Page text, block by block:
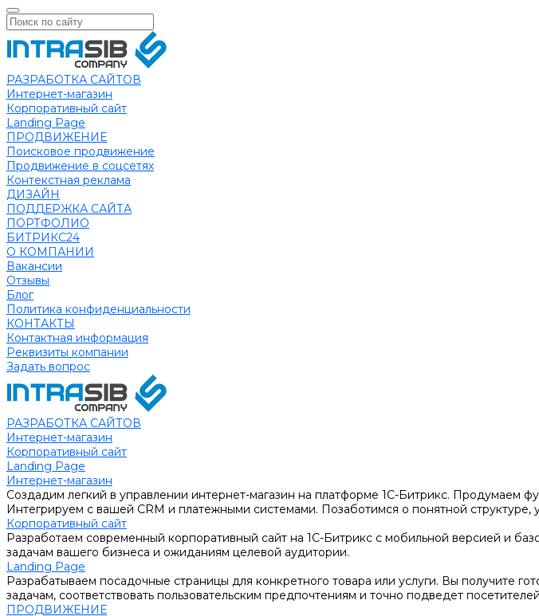
РАЗРАБОТКА САЙТОВ
Интернет-магазин
Корпоративный сайт
Landing Page
ПРОДВИЖЕНИЕ
Поисковое продвижение
Продвижение в соцсетях
Контекстная реклама
ДИЗАЙН
ПОДДЕРЖКА САЙТА
ПОРТФОЛИО
БИТРИКС24
О КОМПАНИИ
Вакансии
Отзывы
Блог
Политика конфиденциальности
КОНТАКТЫ
Контактная информация
Реквизиты компании
Задать вопрос
РАЗРАБОТКА САЙТОВ
Интернет-магазин
Корпоративный сайт
Landing Page
Интернет-магазин
Создадим легкий в управлении интернет-магазин на платформе 1С-Битрикс. Продумаем
Интегрируем с вашей CRM и платежными системами. Позаботимся о понятной структуре,
Корпоративный сайт
Разработаем современный корпоративный сайт на 1С-Битрикс с мобильной версией и
задачам вашего бизнеса и ожиданиям целевой аудитории.
Landing Page
Разрабатываем посадочные страницы для конкретного товара или услуги. Вы получите
задачам, соответствовать пользовательским предпочтениям и точно подведет
ПРОДВИЖЕНИЕ